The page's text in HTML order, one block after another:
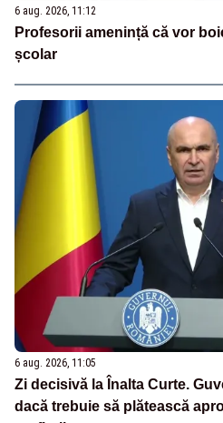
6 aug. 2026, 11:12
Profesorii amenință că vor
școlar
6 aug. 2026, 11:05
Zi decisivă la Înalta Curte.
dacă trebuie să plătească